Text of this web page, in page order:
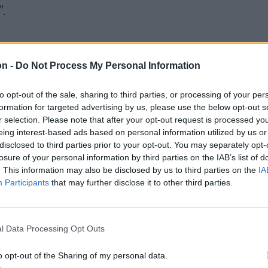
- Do Not Process My Personal Information
opt-out of the sale, sharing to third parties, or processing of your
for targeted advertising by us, please use the below opt-out
selection. Please note that after your opt-out request is processed
interest-based ads based on personal information utilized by us
to third parties prior to your opt-out. You may separately
of your personal information by third parties on the IAB’s list of
This information may also be disclosed by us to third parties on the
Participants that may further disclose it to other third parties.
Data Processing Opt Outs
opt-out of the Sharing of my personal data.
érdekeik vannak.
– hangoztatta Putyin.
oroszországi értékelése idén
középpontjába került a 11. osztály
amelyben egy tematikus blokkban, a
fejét ábrázoló fotó alatt a következő
akik között nem kevesen voltak
alakulatainak egykori harcosai
szovjet emlékművek és szimbólumok
Dolgozók Pártja képviselői, a